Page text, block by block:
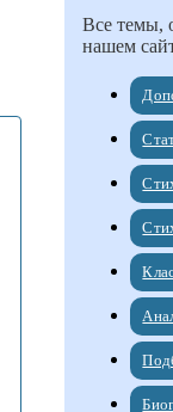
Все темы,
нашем